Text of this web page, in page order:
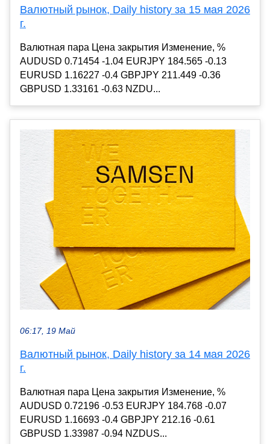
Валютный рынок, Daily history за 15 мая 2026
г.
Валютная пара Цена закрытия Изменение, %
AUDUSD 0.71454 -1.04 EURJPY 184.565 -0.13
EURUSD 1.16227 -0.4 GBPJPY 211.449 -0.36
GBPUSD 1.33161 -0.63 NZDU...
06:17, 19 Май
Валютный рынок, Daily history за 14 мая 2026
г.
Валютная пара Цена закрытия Изменение, %
AUDUSD 0.72196 -0.53 EURJPY 184.768 -0.07
EURUSD 1.16693 -0.4 GBPJPY 212.16 -0.61
GBPUSD 1.33987 -0.94 NZDUS...